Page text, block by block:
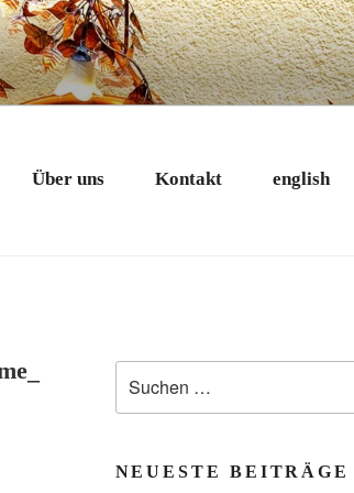
Über uns Kontakt english
nach:
NEUESTE BEITRÄGE